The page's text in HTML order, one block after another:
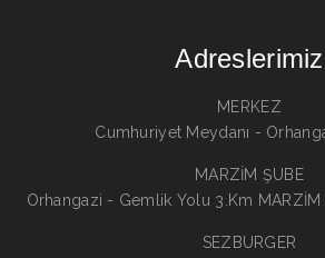
Adreslerimiz
MERKEZ
Cumhuriyet Meydanı -
MARZİM ŞUBE
Orhangazi - Gemlik Yolu 3.Km
SEZBURGER